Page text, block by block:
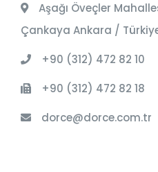
Aşağı Öveçler
Çankaya Ankara /
+90 (312) 472 82 10
+90 (312) 472 82 18
dorce@dorce.com.tr